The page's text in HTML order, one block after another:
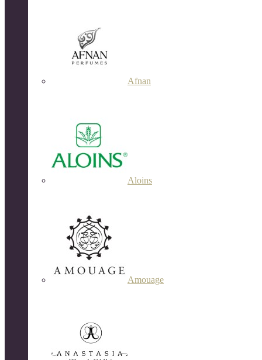
Afnan
Aloins
Amouage